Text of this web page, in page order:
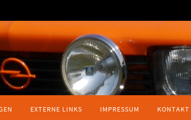
EXTERNE LINKS IMPRESSUM KONTAKT